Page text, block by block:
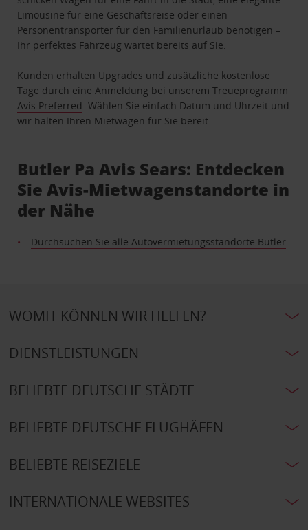
Limousine für eine Geschäftsreise oder einen
Personentransporter für den Familienurlaub benötigen –
Ihr perfektes Fahrzeug wartet bereits auf Sie.
Kunden erhalten Upgrades und zusätzliche kostenlose
Tage durch eine Anmeldung bei unserem Treueprogramm
Avis Preferred . Wählen Sie einfach Datum und Uhrzeit und
wir halten Ihren Mietwagen für Sie bereit.
Butler Pa Avis Sears: Entdecken
Sie Avis-Mietwagenstandorte in
der Nähe
Durchsuchen Sie alle Autovermietungsstandorte Butler
WOMIT KÖNNEN WIR HELFEN?
DIENSTLEISTUNGEN
BELIEBTE DEUTSCHE STÄDTE
BELIEBTE DEUTSCHE FLUGHÄFEN
BELIEBTE REISEZIELE
INTERNATIONALE WEBSITES